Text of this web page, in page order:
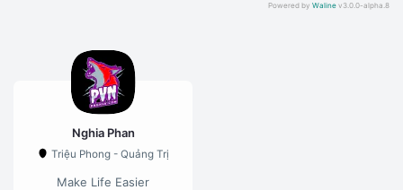
Powered by Waline v3.0.0-alpha.8
Nghia Phan
Triệu Phong - Quảng Trị
Make Life Easier